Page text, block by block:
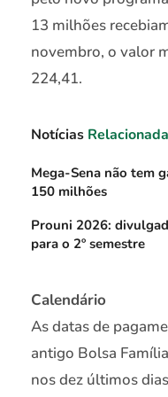
13 milhões
novembro, o valor
224,41.
Notícias
Mega-Sena não tem
150 milhões
Prouni 2026:
para o 2º semestre
Calendário
As datas de
antigo Bolsa
nos dez últimos